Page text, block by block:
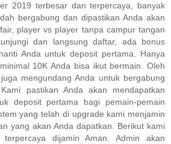
2019 terbesar dan terpercaya, banyak
bergabung dan dipastikan Anda akan
player vs player tanpa campur tangan
dan langsung daftar, ada bonus
Anda untuk deposit pertama. Hanya
10K Anda bisa ikut bermain. Oleh
mengundang Anda untuk bergabung
pastikan Anda akan mendapatkan
deposit pertama bagi pemain-pemain
yang telah di upgrade kami menjamin
yang akan Anda dapatkan. Berikut kami
terpercaya dijamin Aman. Admin akan